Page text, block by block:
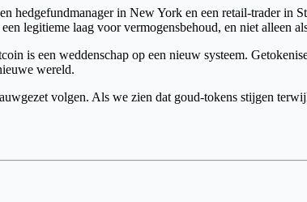
in New York en een retail-trader in
legitieme laag voor vermogensbehoud, en niet alleen
is een weddenschap op een nieuw systeem.
wereld.
volgen. Als we zien dat goud-tokens stijgen